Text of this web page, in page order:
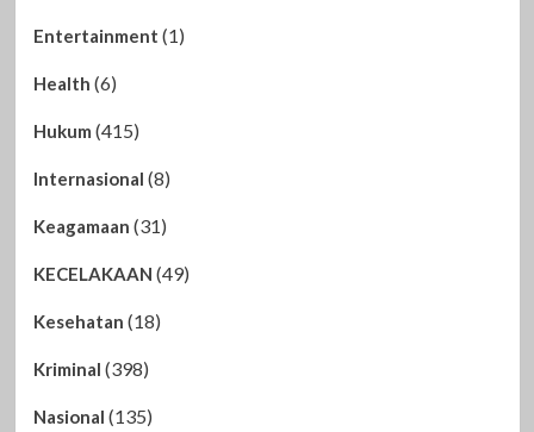
Entertainment (1)
Health (6)
Hukum (415)
Internasional (8)
Keagamaan (31)
KECELAKAAN (49)
Kesehatan (18)
Kriminal (398)
Nasional (135)